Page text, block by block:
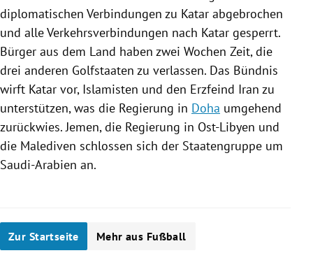
diplomatischen Verbindungen zu Katar abgebrochen
und alle Verkehrsverbindungen nach Katar gesperrt.
Bürger aus dem Land haben zwei Wochen Zeit, die
drei anderen Golfstaaten zu verlassen. Das Bündnis
wirft Katar vor, Islamisten und den Erzfeind Iran zu
unterstützen, was die Regierung in Doha umgehend
zurückwies.Jemen, die Regierung in Ost-Libyen und
die Malediven schlossen sich der Staatengruppe um
Saudi-Arabien an.
Zur Startseite Mehr aus Fußball